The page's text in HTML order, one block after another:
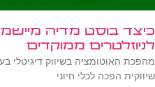
כיצד בוסט מדיה
לניוזלטרים ממוקדים
מהפכת האוטומציה בשיווק דיגיטלי
שיווקית הפכה לכלי חיוני